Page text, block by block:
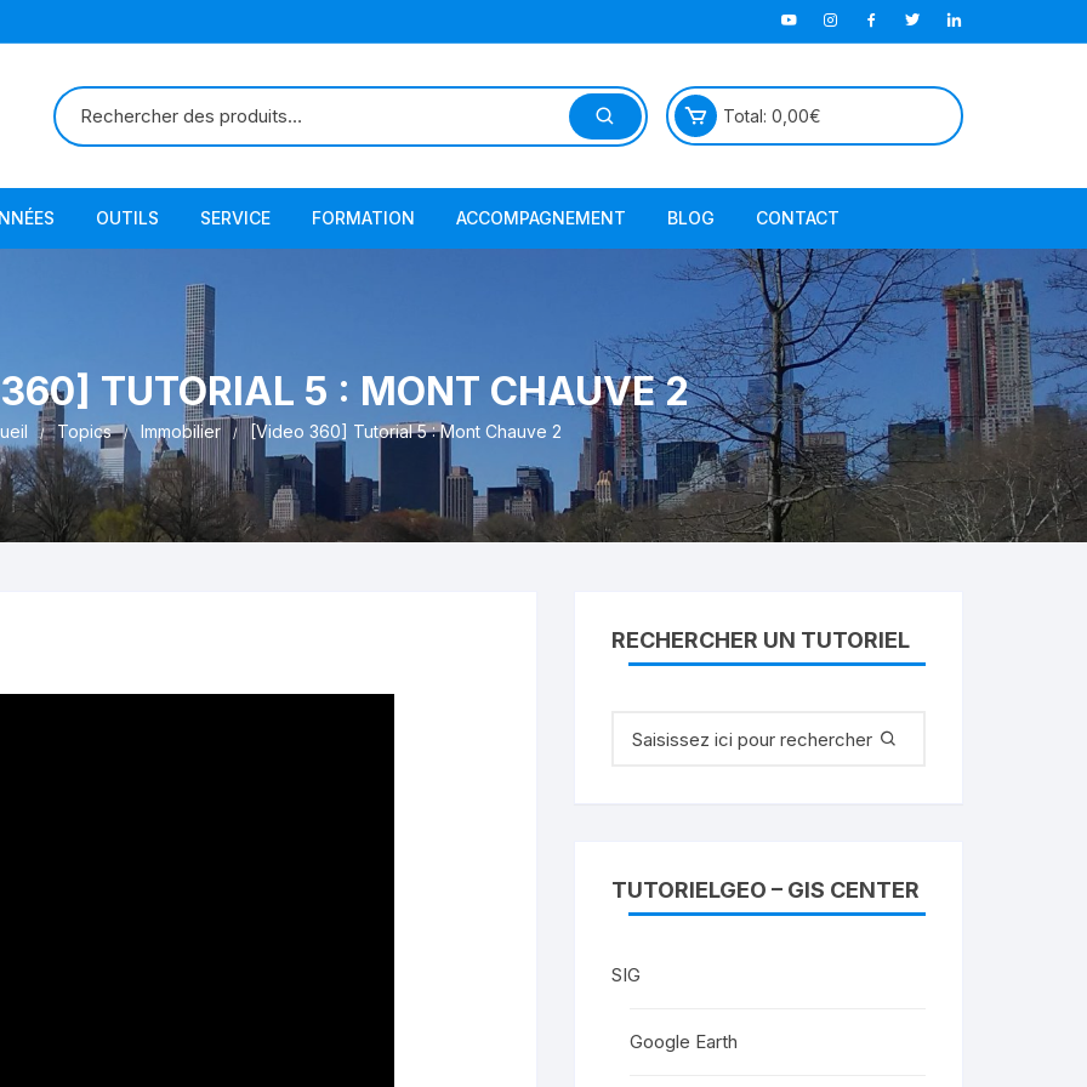
Total: 0,00€
OUTILS SERVICE FORMATION ACCOMPAGNEMENT BLOG
TutorielGeo
CONTACT
TUTORIAL 5 : MONT CHAUVE 2
Topics Immobilier [Video 360] Tutorial 5 : Mont Chauve 2
RECHERCHER UN TUTORIEL
pour
TUTORIELGEO – GIS CENTER
SIG
Google Earth